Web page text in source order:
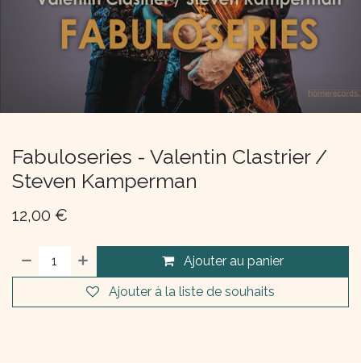
Fabuloseries - Valentin Clastrier /
Steven Kamperman
12,00 €
Ajouter au panier
Ajouter à la liste de souhaits